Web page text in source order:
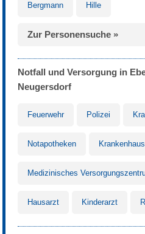
Bergmann Hille
Zur Personensuche »
Notfall und Versorgung in
Neugersdorf
Feuerwehr Polizei
Notapotheken Krankenhaus
Medizinisches
Hausarzt Kinderarzt